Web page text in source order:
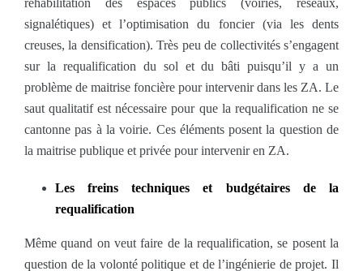
réhabilitation des espaces publics (voiries, réseaux,
signalétiques) et l’optimisation du foncier (via les dents
creuses, la densification). Très peu de collectivités s’engagent
sur la requalification du sol et du bâti puisqu’il y a un
problème de maitrise foncière pour intervenir dans les ZA. Le
saut qualitatif est nécessaire pour que la requalification ne se
cantonne pas à la voirie. Ces éléments posent la question de
la maitrise publique et privée pour intervenir en ZA.
Les freins techniques et budgétaires de la
requalification
Même quand on veut faire de la requalification, se posent la
question de la volonté politique et de l’ingénierie de projet. Il